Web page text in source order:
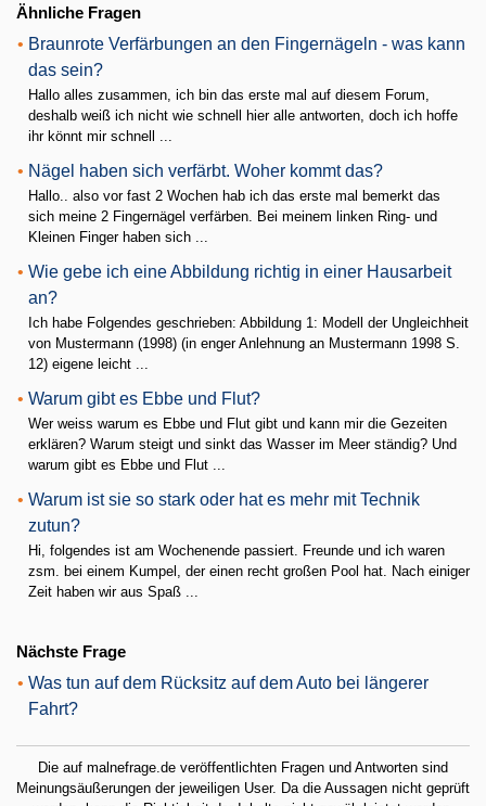
Ähnliche Fragen
• Braunrote Verfärbungen an den Fingernägeln - was kann
das sein?
Hallo alles zusammen, ich bin das erste mal auf diesem Forum,
deshalb weiß ich nicht wie schnell hier alle antworten, doch ich hoffe
ihr könnt mir schnell ...
• Nägel haben sich verfärbt. Woher kommt das?
Hallo.. also vor fast 2 Wochen hab ich das erste mal bemerkt das
sich meine 2 Fingernägel verfärben. Bei meinem linken Ring- und
Kleinen Finger haben sich ...
• Wie gebe ich eine Abbildung richtig in einer Hausarbeit
an?
Ich habe Folgendes geschrieben: Abbildung 1: Modell der Ungleichheit
von Mustermann (1998) (in enger Anlehnung an Mustermann 1998 S.
12) eigene leicht ...
• Warum gibt es Ebbe und Flut?
Wer weiss warum es Ebbe und Flut gibt und kann mir die Gezeiten
erklären? Warum steigt und sinkt das Wasser im Meer ständig? Und
warum gibt es Ebbe und Flut ...
• Warum ist sie so stark oder hat es mehr mit Technik
zutun?
Hi, folgendes ist am Wochenende passiert. Freunde und ich waren
zsm. bei einem Kumpel, der einen recht großen Pool hat. Nach einiger
Zeit haben wir aus Spaß ...
Nächste Frage
• Was tun auf dem Rücksitz auf dem Auto bei längerer
Fahrt?
Die auf malnefrage.de veröffentlichten Fragen und Antworten sind
Meinungsäußerungen der jeweiligen User. Da die Aussagen nicht geprüft